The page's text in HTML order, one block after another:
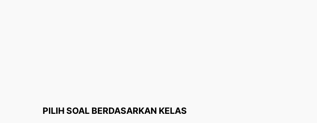
PILIH SOAL BERDASARKAN KELAS